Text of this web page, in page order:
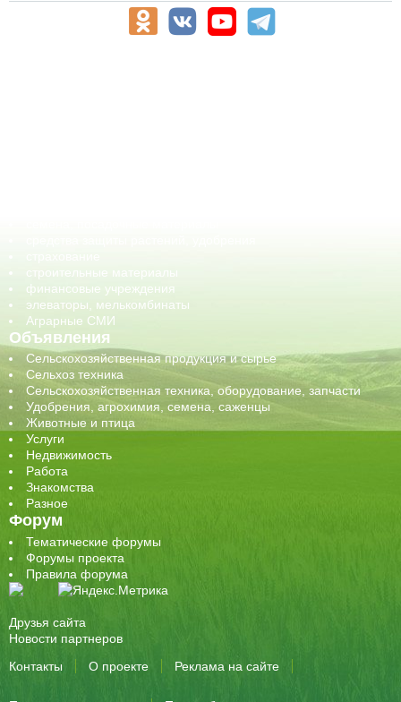
строительные материалы
финансовые учреждения
элеваторы, мелькомбинаты
Аграрные СМИ
Объявления
Сельскохозяйственная продукция и сырье
Сельхоз техника
Сельскохозяйственная техника, оборудование, запчасти
Удобрения, агрохимия, семена, саженцы
Животные и птица
Услуги
Недвижимость
Работа
Знакомства
Разное
Форум
Тематические форумы
Форумы проекта
Правила форума
Друзья сайта
Новости партнеров
Контакты
О проекте Реклама на сайте